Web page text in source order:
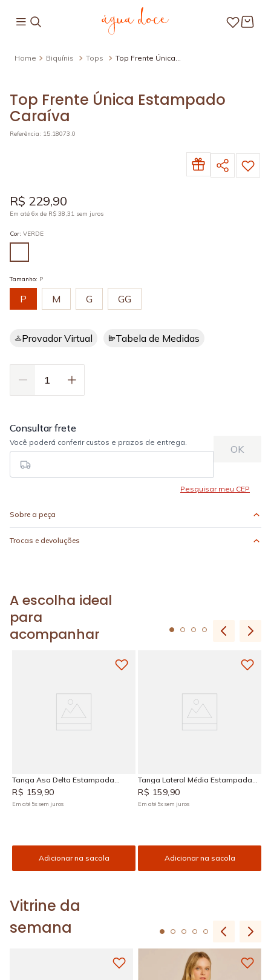
Biquínis Tops
Top Frente Única
Top Frente Única Estampado
Caraíva
Referência: 15.18073.0
R$ 229,90
Em até 6x de R$ 38,31 sem juros
Cor: VERDE
Tamanho: P
P M G GG
Provador Virtual Tabela de Medidas
Sobre a peça
Trocas e devoluções
A escolha ideal
para
acompanhar
Tanga Asa Delta Estampada
Caraíva
R$ 159,90
Em até 5xsem juros
Adicionar na sacola
Tanga Lateral Média Estampada
Caraíva
R$ 159,90
Em até 5xsem juros
Adicionar na sacola
Vitrine da
semana